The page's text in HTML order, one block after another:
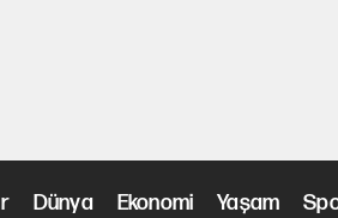
Dünya Ekonomi Yaşam
> Özgür Özel'in İzmir ziyaretinde yer almamıştı: